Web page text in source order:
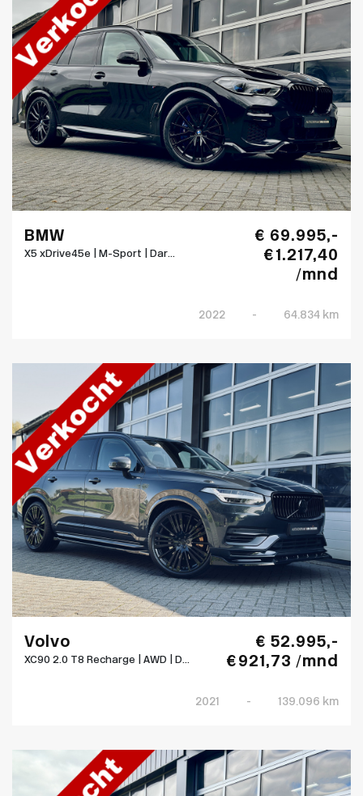
BMW
X5 xDrive45e | M-Sport | Dar...
€ 69.995,-
€ 1.217,40
/mnd
2022 - 64.834 km
Volvo
XC90 2.0 T8 Recharge | AWD | D...
€ 52.995,-
€ 921,73 /mnd
2021 - 139.096 km